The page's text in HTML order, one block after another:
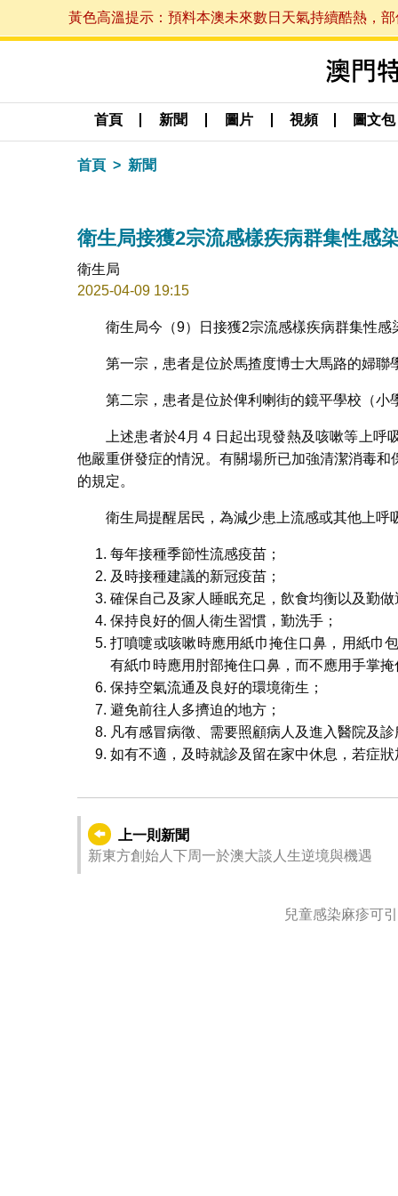
黃色高溫提示：預料本澳未來數日天氣持續酷熱，
首頁 新聞 圖片 視頻 圖文包
首頁 新聞
衛生局接獲2宗流感樣疾病群集性感
衛生局
2025-04-09 19:15
衛生局今（9）日接獲2宗流感樣疾病群集性感
第一宗，患者是位於馬揸度博士大馬路的婦聯
第二宗，患者是位於俾利喇街的鏡平學校（
上述患者於4月４日起出現發熱及咳嗽等上
他嚴重併發症的情況。有關場所已加強清潔消毒
的規定。
衛生局提醒居民，為減少患上流感或其他上呼
每年接種季節性流感疫苗；
及時接種建議的新冠疫苗；
確保自己及家人睡眠充足，飲食均衡以及勤做
保持良好的個人衛生習慣，勤洗手；
打噴嚏或咳嗽時應用紙巾掩住口鼻，用紙巾
有紙巾時應用肘部掩住口鼻，而不應用手掌掩
保持空氣流通及良好的環境衛生；
避免前往人多擠迫的地方；
凡有感冒病徵、需要照顧病人及進入醫院及
如有不適，及時就診及留在家中休息，若症
上一則新聞
新東方創始人下周一於澳大談人生逆境與機遇
兒童感染麻疹可